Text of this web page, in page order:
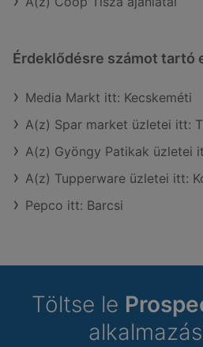
Érdeklődésre számot tartó
Media Markt itt: Kecskeméti
A(z) Spar market üzletei itt:
A(z) Gyöngy Patikak üzletei
A(z) Tupperware üzletei itt:
Pepco itt: Barcsi
Töltse le